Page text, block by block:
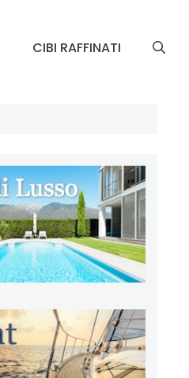
CIBI RAFFINATI